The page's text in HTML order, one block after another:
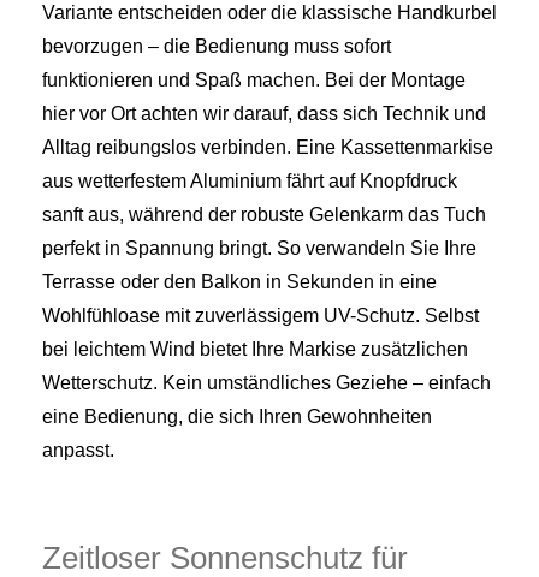
Variante entscheiden oder die klassische Handkurbel
bevorzugen – die Bedienung muss sofort
funktionieren und Spaß machen. Bei der Montage
hier vor Ort achten wir darauf, dass sich Technik und
Alltag reibungslos verbinden. Eine Kassettenmarkise
aus wetterfestem Aluminium fährt auf Knopfdruck
sanft aus, während der robuste Gelenkarm das Tuch
perfekt in Spannung bringt. So verwandeln Sie Ihre
Terrasse oder den Balkon in Sekunden in eine
Wohlfühloase mit zuverlässigem UV-Schutz. Selbst
bei leichtem Wind bietet Ihre Markise zusätzlichen
Wetterschutz. Kein umständliches Geziehe – einfach
eine Bedienung, die sich Ihren Gewohnheiten
anpasst.
Zeitloser Sonnenschutz für